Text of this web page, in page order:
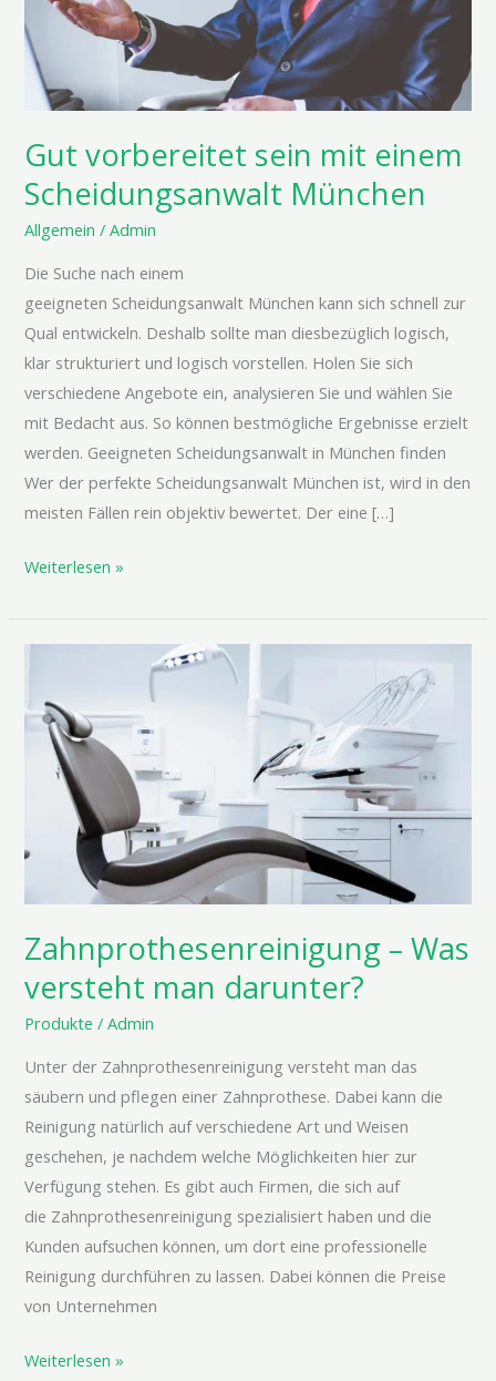
Gut vorbereitet sein mit einem
Scheidungsanwalt München
Allgemein /Admin
Die Suche nach einem
geeigneten Scheidungsanwalt München kann sich schnell zur
Qual entwickeln. Deshalb sollte man diesbezüglich logisch,
klar strukturiert und logisch vorstellen. Holen Sie sich
verschiedene Angebote ein, analysieren Sie und wählen Sie
mit Bedacht aus. So können bestmögliche Ergebnisse erzielt
werden. Geeigneten Scheidungsanwalt in München finden
Wer der perfekte Scheidungsanwalt München ist, wird in den
meisten Fällen rein objektiv bewertet. Der eine […]
mit
einem
Scheidungsanwalt
Weiterlesen »
Zahnprothesenreinigung – Was
versteht man darunter?
Produkte /Admin
Unter der Zahnprothesenreinigung versteht man das
säubern und pflegen einer Zahnprothese. Dabei kann die
Reinigung natürlich auf verschiedene Art und Weisen
geschehen, je nachdem welche Möglichkeiten hier zur
Verfügung stehen. Es gibt auch Firmen, die sich auf
die Zahnprothesenreinigung spezialisiert haben und die
Kunden aufsuchen können, um dort eine professionelle
Reinigung durchführen zu lassen. Dabei können die Preise
von Unternehmen
Zahnprothesenreinigung –
versteht
man
darunter?
Weiterlesen »